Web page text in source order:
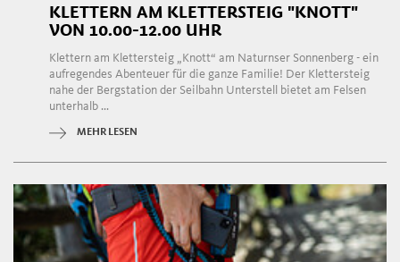
KLETTERN AM KLETTERSTEIG "KNOTT"
VON 10.00-12.00 UHR
Klettern am Klettersteig „Knott“ am Naturnser Sonnenberg - ein
aufregendes Abenteuer für die ganze Familie! Der Klettersteig
nahe der Bergstation der Seilbahn Unterstell bietet am Felsen
unterhalb ...
MEHR LESEN